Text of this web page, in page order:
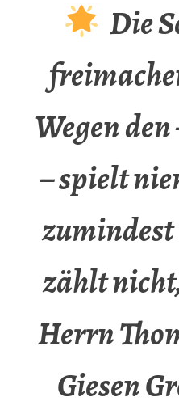
Die
Wegen
– spielt
zählt
Herrn
Giesen